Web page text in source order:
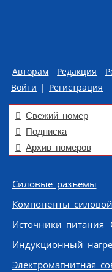
Авторам Редакция
Войти | Регистрация
Свежий номер
Подписка
Архив номеров
Skip to content
Силовые разъемы
Компоненты
Источники питания
Индукционный
Электромагнитная